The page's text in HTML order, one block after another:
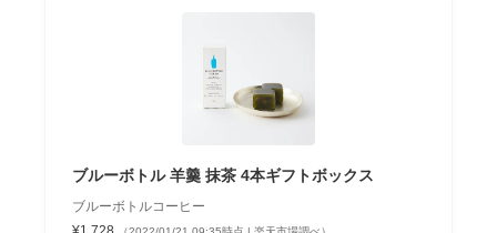
ブルーボトル 羊羹 抹茶 4本ギフトボックス
ブルーボトルコーヒー